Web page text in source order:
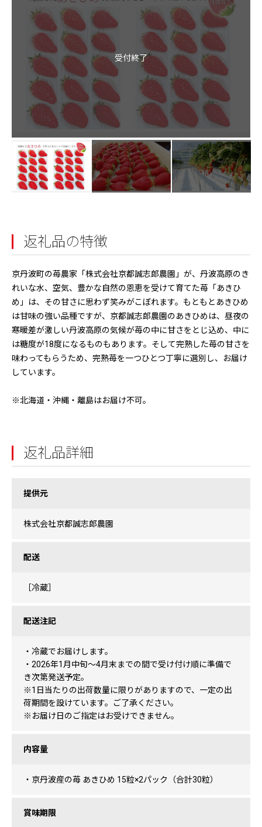
受付終了
返礼品の特徴
京丹波町の苺農家「株式会社京都誠志郎農園」が、丹波高原のき
れいな水、空気、豊かな自然の恩恵を受けて育てた苺「あきひ
め」は、その甘さに思わず笑みがこぼれます。もともとあきひめ
は甘味の強い品種ですが、京都誠志郎農園のあきひめは、昼夜の
寒暖差が激しい丹波高原の気候が苺の中に甘さをとじ込め、中に
は糖度が18度になるものもあります。そして完熟した苺の甘さを
味わってもらうため、完熟苺を一つひとつ丁寧に選別し、お届け
しています。
※北海道・沖縄・離島はお届け不可。
返礼品詳細
提供元
株式会社京都誠志郎農園
配送
［冷蔵］
配送注記
・冷蔵でお届けします。
・2026年1月中旬～4月末までの間で受け付け順に準備で
き次第発送予定。
※1日当たりの出荷数量に限りがありますので、一定の出
荷期間を設けています。ご了承ください。
※お届け日のご指定はお受けできません。
内容量
・京丹波産の苺 あきひめ 15粒×2パック（合計30粒）
賞味期限